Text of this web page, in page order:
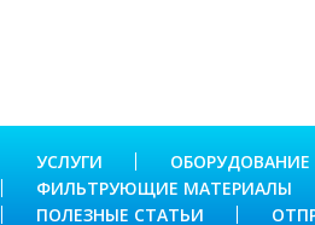
УСЛУГИ
ОБОРУДОВАНИЕ
ФИЛЬТРУЮЩИЕ МАТЕРИАЛЫ
ПОЛЕЗНЫЕ СТАТЬИ